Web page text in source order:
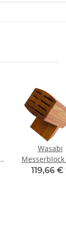
Wasabi
Messerblock
119,66 €